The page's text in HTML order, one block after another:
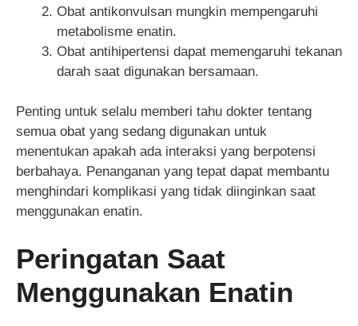
Obat antikonvulsan mungkin mempengaruhi
metabolisme enatin.
Obat antihipertensi dapat memengaruhi tekanan
darah saat digunakan bersamaan.
Penting untuk selalu memberi tahu dokter tentang
semua obat yang sedang digunakan untuk
menentukan apakah ada interaksi yang berpotensi
berbahaya. Penanganan yang tepat dapat membantu
menghindari komplikasi yang tidak diinginkan saat
menggunakan enatin.
Peringatan Saat
Menggunakan Enatin